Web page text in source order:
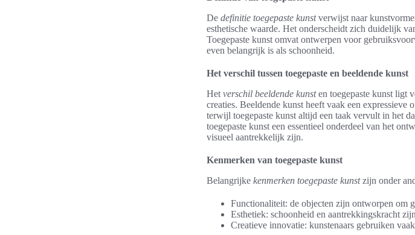
De definitie toegepaste kunstverwijst naar
esthetische waarde. Het onderscheidt zich duidelijk
Toegepaste kunst omvat ontwerpen voor
even belangrijk is als schoonheid.
Het verschil tussen toegepaste en beeldende kunst
Het verschil beeldende kunsten toegepaste kunst ligt
creaties. Beeldende kunst heeft vaak een
terwijl toegepaste kunst altijd een taak vervult in het
toegepaste kunst een essentieel onderdeel van het
visueel aantrekkelijk zijn.
Kenmerken van toegepaste kunst
Belangrijke kenmerken toegepaste kunstzijn onder
Functionaliteit: de objecten zijn ontworpen om
Esthetiek: schoonheid en aantrekkingskracht
Creatieve innovatie: kunstenaars gebruiken